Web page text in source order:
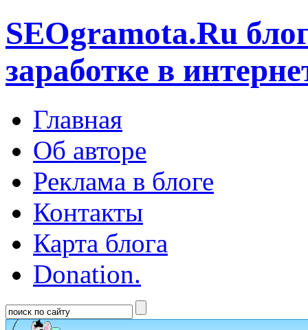
SEOgramota.Ru
заработке в
Главная
Об авторе
Реклама в блоге
Контакты
Карта блога
Donation.